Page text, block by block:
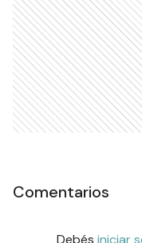
Comentarios
Debés iniciar